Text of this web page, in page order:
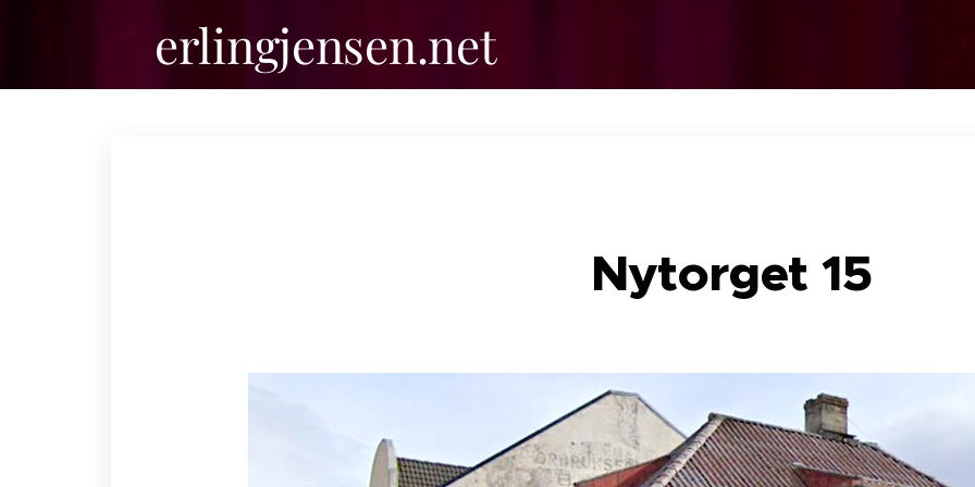
erlingjensen.net
Nytorget 15